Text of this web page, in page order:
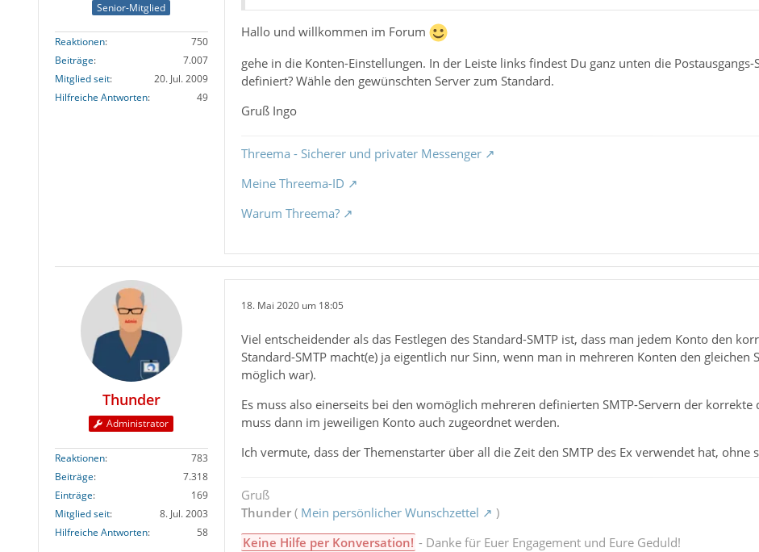
Senior-Mitglied
Reaktionen
750
Beiträge
7.007
Mitglied seit
20. Jul. 2009
Hilfreiche Antworten
49
Hallo und willkommen im Forum
gehe in die Konten-Einstellungen. In der Leiste links findest Du ganz unten die
definiert? Wähle den gewünschten Server zum Standard.
Gruß Ingo
Threema - Sicherer und privater Messenger
Meine Threema-ID
Warum Threema?
Thunder
Administrator
Reaktionen
783
Beiträge
7.318
Einträge
169
Mitglied seit
8. Jul. 2003
Hilfreiche Antworten
58
18. Mai 2020 um 18:05
Viel entscheidender als das Festlegen des Standard-SMTP ist, dass man jedem Konto den
Standard-SMTP macht(e) ja eigentlich nur Sinn, wenn man in mehreren Konten den
möglich war).
Es muss also einerseits bei den womöglich mehreren definierten SMTP-Servern der
muss dann im jeweiligen Konto auch zugeordnet werden.
Ich vermute, dass der Themenstarter über all die Zeit den SMTP des Ex verwendet hat, ohne
Gruß
Thunder( Mein persönlicher Wunschzettel
)
Keine Hilfe per Konversation! - Danke für Euer Engagement und Eure Geduld!